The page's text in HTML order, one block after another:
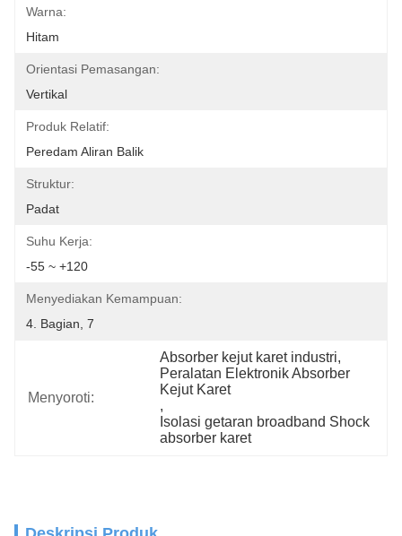
Warna:
Hitam
Orientasi Pemasangan:
Vertikal
Produk Relatif:
Peredam Aliran Balik
Struktur:
Padat
Suhu Kerja:
-55 ~ +120
Menyediakan Kemampuan:
4. Bagian, 7
Menyoroti:
Absorber kejut karet industri,
Peralatan Elektronik Absorber
Kejut Karet
,
Isolasi getaran broadband Shock
absorber karet